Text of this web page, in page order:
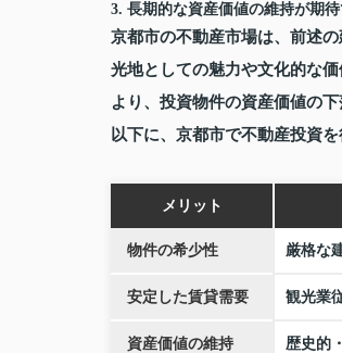
3. 長期的な資産価値の維持が期
京都市の不動産市場は、前述
光地としての魅力や文化的な
より、投資物件の資産価値の
以下に、京都市で不動産投資
メリット
物件の希少性 厳格な
安定した賃貸需要 観光業
資産価値の維持 歴史的